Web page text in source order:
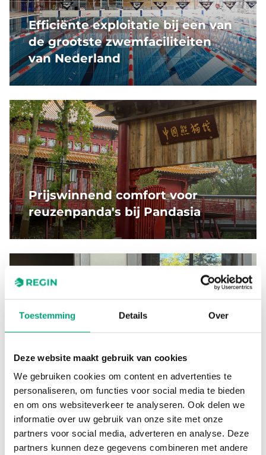
Toestemming Details Over
Deze website maakt gebruik van cookies
We gebruiken cookies om content en advertenties te
personaliseren, om functies voor social media te bieden
en om ons websiteverkeer te analyseren. Ook delen we
informatie over uw gebruik van onze site met onze
partners voor social media, adverteren en analyse. Deze
partners kunnen deze gegevens combineren met andere
Efficiënte exploitatie bij een van
de grootste zwemfaciliteiten
van Nederland
Prijswinnend comfort voor
reuzenpanda's bij Pandasia
Craft Sportswear investeert in
Regio RCX